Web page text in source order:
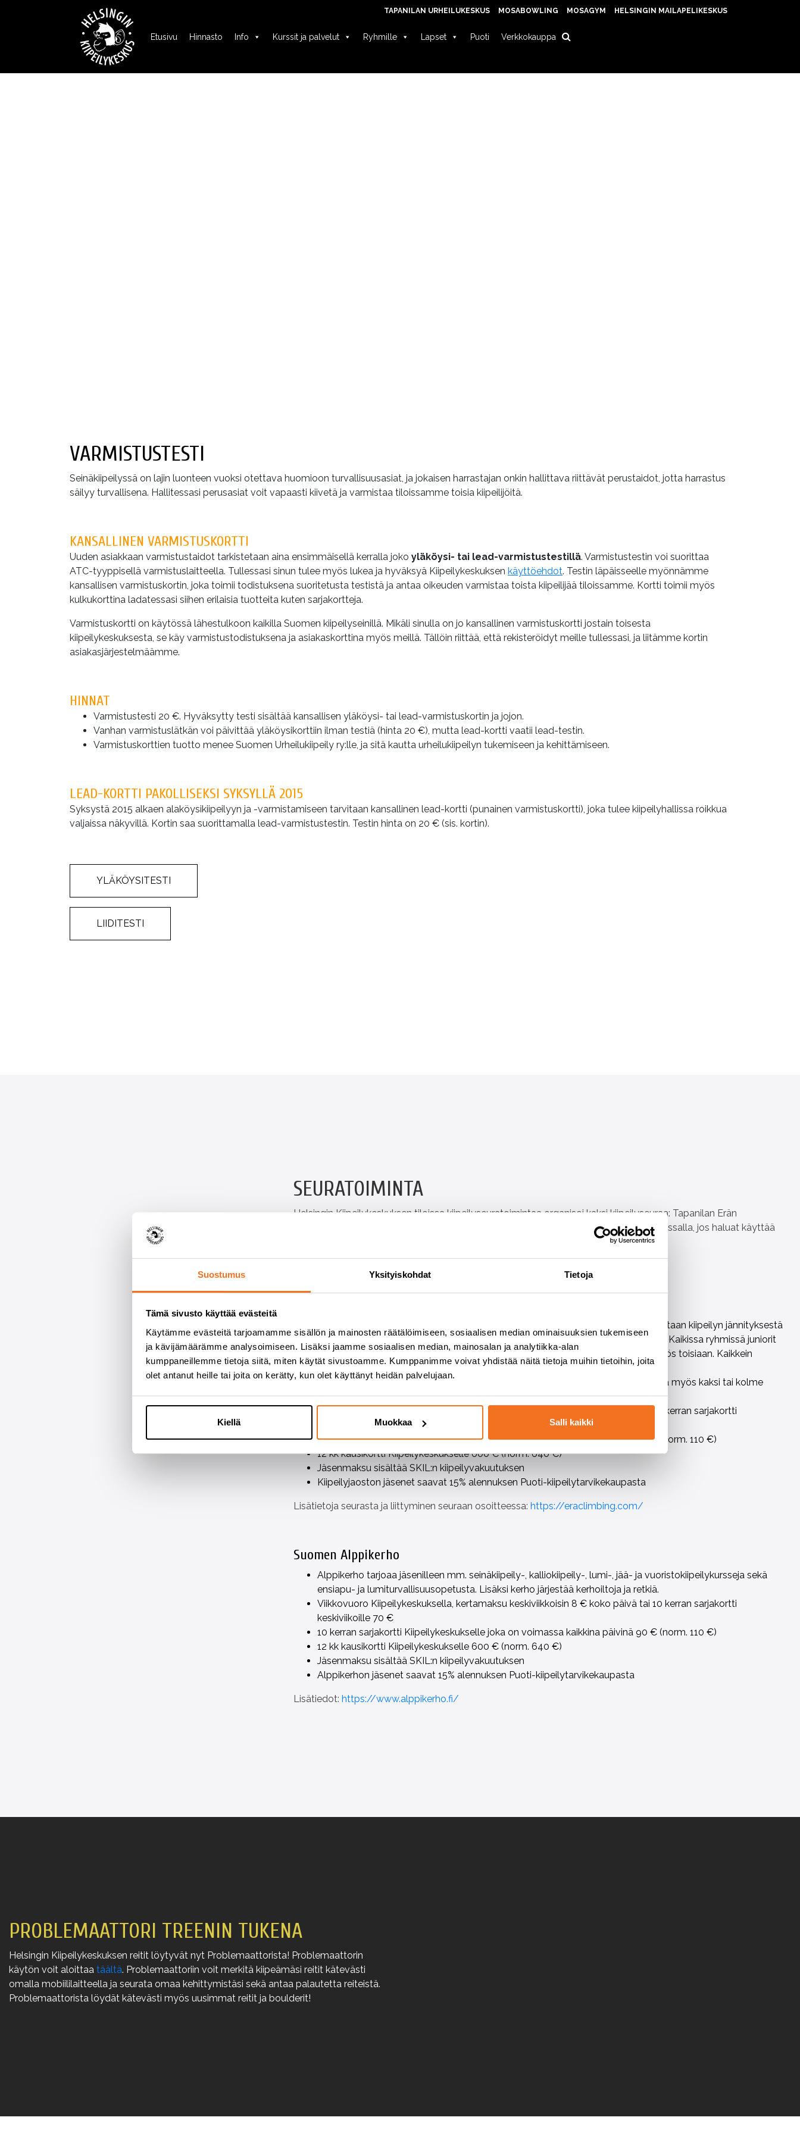
Suostumus Yksityiskohdat Tietoja
Tämä sivusto käyttää evästeitä
Käytämme evästeitä tarjoamamme sisällön ja mainosten räätälöimiseen, sosiaalisen median ominaisuuksien tukemiseen
ja kävijämäärämme analysoimiseen. Lisäksi jaamme sosiaalisen median, mainosalan ja analytiikka-alan
kumppaneillemme tietoja siitä, miten käytät sivustoamme. Kumppanimme voivat yhdistää näitä tietoja muihin tietoihin, joita
olet antanut heille tai joita on kerätty, kun olet käyttänyt heidän palvelujaan.
Kiellä Muokkaa Salli kaikki
TAPANILAN URHEILUKESKUS MOSABOWLING MOSAGYM HELSINGIN MAILAPELIKESKUS
Etusivu Hinnasto Info Kurssit ja palvelut Ryhmille Lapset Puoti Verkkokauppa
VARMISTUSTESTI
Seinäkiipeilyssä on lajin luonteen vuoksi otettava huomioon turvallisuusasiat, ja jokaisen harrastajan onkin hallittava riittävät perustaidot, jotta harrastus
säilyy turvallisena. Hallitessasi perusasiat voit vapaasti kiivetä ja varmistaa tiloissamme toisia kiipeilijöitä.
KANSALLINEN VARMISTUSKORTTI
Uuden asiakkaan varmistustaidot tarkistetaan aina ensimmäisellä kerralla joko yläköysi- tai lead-varmistustestillä. Varmistustestin voi suorittaa
ATC-tyyppisellä varmistuslaitteella. Tullessasi sinun tulee myös lukea ja hyväksyä Kiipeilykeskuksen käyttöehdot. Testin läpäisseelle myönnämme
kansallisen varmistuskortin, joka toimii todistuksena suoritetusta testistä ja antaa oikeuden varmistaa toista kiipeilijää tiloissamme. Kortti toimii myös
kulkukorttina ladatessasi siihen erilaisia tuotteita kuten sarjakortteja.
Varmistuskortti on käytössä lähestulkoon kaikilla Suomen kiipeilyseinillä. Mikäli sinulla on jo kansallinen varmistuskortti jostain toisesta
kiipeilykeskuksesta, se käy varmistustodistuksena ja asiakaskorttina myös meillä. Tällöin riittää, että rekisteröidyt meille tullessasi, ja liitämme kortin
asiakasjärjestelmäämme.
HINNAT
Varmistustesti 20 €. Hyväksytty testi sisältää kansallisen yläköysi- tai lead-varmistuskortin ja jojon.
Vanhan varmistuslätkän voi päivittää yläköysikorttiin ilman testiä (hinta 20 €), mutta lead-kortti vaatii lead-testin.
Varmistuskorttien tuotto menee Suomen Urheilukiipeily ry:lle, ja sitä kautta urheilukiipeilyn tukemiseen ja kehittämiseen.
LEAD-KORTTI PAKOLLISEKSI SYKSYLLÄ 2015
Syksystä 2015 alkaen alaköysikiipeilyyn ja -varmistamiseen tarvitaan kansallinen lead-kortti (punainen varmistuskortti), joka tulee kiipeilyhallissa roikkua
valjaissa näkyvillä. Kortin saa suorittamalla lead-varmistustestin. Testin hinta on 20 € (sis. kortin).
YLÄKÖYSITESTI
LIIDITESTI
SEURATOIMINTA
Helsingin Kiipeilykeskuksen tiloissa kiipeilyseuratoimintaa organisoi kaksi kiipeilyseuraa: Tapanilan Erän
Kiipeilyjaosto sekä Suomen Alppikerho. Varauduthan esittämään seuran jäsenkortin kassalla, jos haluat käyttää
Tapanilan Erä Kiipeilyjaosto
Junnuryhmissä tutustutaan kiipeilyyn urheilullisena liikuntamuotona ja nautitaan kiipeilyn jännityksestä
turvallisesti ohjaajan valvonnan alla Helsingin Kiipeilykeskuksen sisäseinillä. Kaikissa ryhmissä juniorit
opettelevat tarvittavat taidot toistensa varmistamiseen ja varmistavat myös toisiaan. Kaikkein
tärkeintä on junnun oma motivaatio kiipeilyharrastusta kohtaan.
Nuorten kiipeilyryhmät kokoontuvat kerran viikossa – halutessaan voi ottaa myös kaksi tai kolme
kiipeilykertaa viikolle. Ryhmät on jaettu alkeis- ja jatkoryhmiin.
Viikkovuoro Kiipeilykeskuksella, kertamaksu keskiviikkoisin 8 € koko päivä tai 10 kerran sarjakortti
70 €
10 kerran sarjakortti Kiipeilykeskukselle joka on voimassa kaikkina päivinä 90 € (norm. 110 €)
12 kk kausikortti Kiipeilykeskukselle 600 € (norm. 640 €)
Jäsenmaksu sisältää SKIL:n kiipeilyvakuutuksen
Kiipeilyjaoston jäsenet saavat 15% alennuksen Puoti-kiipeilytarvikekaupasta
Lisätietoja seurasta ja liittyminen seuraan osoitteessa: https://eraclimbing.com/
Suomen Alppikerho
Alppikerho tarjoaa jäsenilleen mm. seinäkiipeily-, kalliokiipeily-, lumi-, jää- ja vuoristokiipeilykursseja sekä
ensiapu- ja lumiturvallisuusopetusta. Lisäksi kerho järjestää kerhoiltoja ja retkiä.
Viikkovuoro Kiipeilykeskuksella, kertamaksu keskiviikkoisin 8 € koko päivä tai 10 kerran sarjakortti
keskiviikoille 70 €
10 kerran sarjakortti Kiipeilykeskukselle joka on voimassa kaikkina päivinä 90 € (norm. 110 €)
12 kk kausikortti Kiipeilykeskukselle 600 € (norm. 640 €)
Jäsenmaksu sisältää SKIL:n kiipeilyvakuutuksen
Alppikerhon jäsenet saavat 15% alennuksen Puoti-kiipeilytarvikekaupasta
Lisätiedot: https://www.alppikerho.fi/
PROBLEMAATTORI TREENIN TUKENA
Helsingin Kiipeilykeskuksen reitit löytyvät nyt Problemaattorista! Problemaattorin
käytön voit aloittaa täältä. Problemaattoriin voit merkitä kiipeämäsi reitit kätevästi
omalla mobiililaitteella ja seurata omaa kehittymistäsi sekä antaa palautetta reiteistä.
Problemaattorista löydät kätevästi myös uusimmat reitit ja boulderit!